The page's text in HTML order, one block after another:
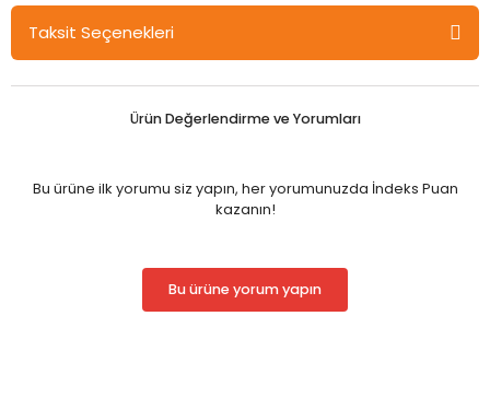
Gazi Kitabevi Perceptions of Employees of Technology Emerging
With Generative Pre-Trained Transformer-3 in Organization -
Muhammed Ali Yetgin, Toumia Oumeima Gazi Kitabevi
Barkod: 9786253652692
Baskı Tarihi: Ağustos 2023
Taksit Seçenekleri
Ürün Değerlendirme ve Yorumları
Bu ürüne ilk yorumu siz yapın, her yorumunuzda İndeks Puan
kazanın!
Bu ürüne yorum yapın